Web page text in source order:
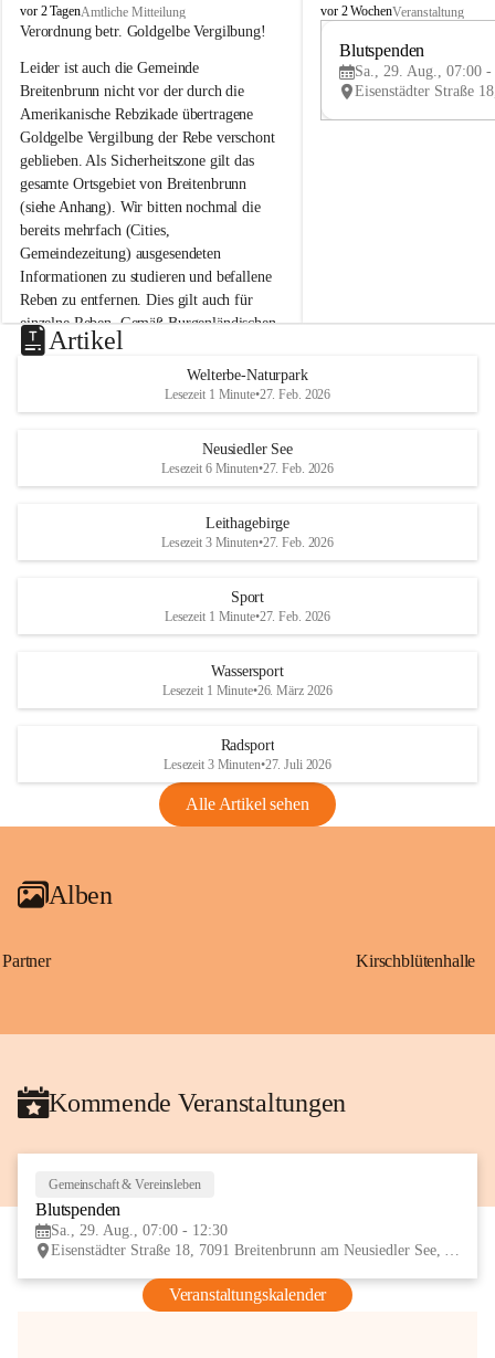
B
r
i
t
e
n
b
r
u
n
n
a
m
N
e
u
s
d
S
vor 2 TagenAmtliche Mitteilung
Verordnung betr. Goldgelbe Vergilbung!
Leider ist auch die Gemeinde
Breitenbrunn nicht vor der durch die
Amerikanische Rebzikade übertragene
Goldgelbe Vergilbung der Rebe verschont
geblieben. Als Sicherheitszone gilt das
gesamte Ortsgebiet von Breitenbrunn
(siehe Anhang). Wir bitten nochmal die
bereits mehrfach (Cities,
Gemeindezeitung) ausgesendeten
Informationen zu studieren und befallene
Reben zu entfernen. Dies gilt auch für
einzelne Reben. Gemäß Burgenländischen
Weinbaugesetz sind nicht gepflegte oder
unzulässige Weingärten zu roden! Bitte
helfen wir zusammen um unsere Winzer
vor den prognostizierten Ernteausfällen
und den daraus folgenden wirtschaftlichen
Maßnahmen zur Bekämpfung
Rebe und der Amerikanischen
Anhang VBl. EU Nr. 18
1 Seite•1,4 MB
VBl. EU Nr. 18_2026
B
e
u
e
d
r
S
vor 2 WochenVeranstaltung
Blutspenden
Sa., 29. Aug., 07:00 -
Artikel
Welterbe-Naturpark
Lesezeit 1 Minute•27. Feb. 2026
Neusiedler See
Lesezeit 6 Minuten•27. Feb. 2026
Leithagebirge
Lesezeit 3 Minuten•27. Feb. 2026
Sport
Lesezeit 1 Minute•27. Feb. 2026
Wassersport
Lesezeit 1 Minute•26. März 2026
Radsport
Lesezeit 3 Minuten•27. Juli 2026
Alle Artikel sehen
Alben
Partner Kirschblütenhalle
Kommende Veranstaltungen
Gemeinschaft & Vereinsleben
Blutspenden
Sa., 29. Aug., 07:00 - 12:30
Eisenstädter Straße 18, 7091 Breitenbrunn am Neusiedler See, AUT
Veranstaltungskalender